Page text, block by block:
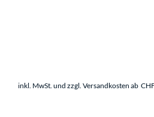
inkl. MwSt. und zzgl. Versandkosten ab